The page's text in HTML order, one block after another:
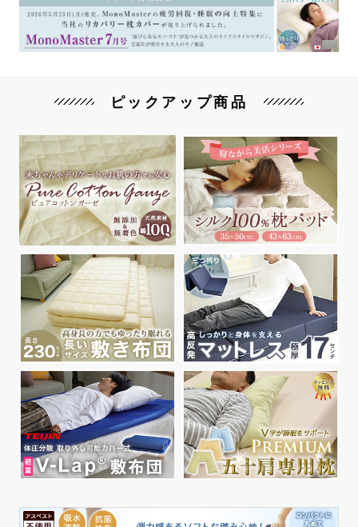
ピックアップ商品